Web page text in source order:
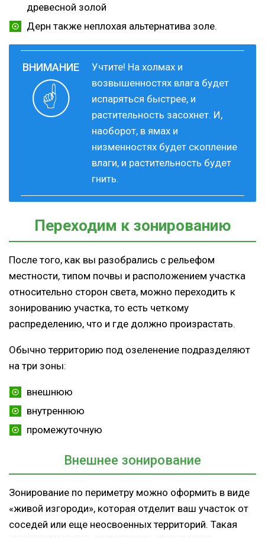
древесной золой
Дерн также неплохая альтернатива золе.
Учтите! На холмах и
возвышенностях влага будет
испаряться быстрее, и
растительность засохнет. И,
наоборот, в ямах и
низменностях будет скопление
влаги, и растительность будет
гнить.
Переходим к зонированию
После того, как вы разобрались с рельефом
местности, типом почвы и расположением участка
относительно сторон света, можно переходить к
зонированию участка, то есть четкому
распределению, что и где должно произрастать.
Обычно территорию под озеленение подразделяют
на три зоны:
внешнюю
внутреннюю
промежуточную
Внешнее зонирование
Зонирование по периметру можно оформить в виде
«живой изгороди», которая отделит ваш участок от
соседей или еще неосвоенных территорий. Такая